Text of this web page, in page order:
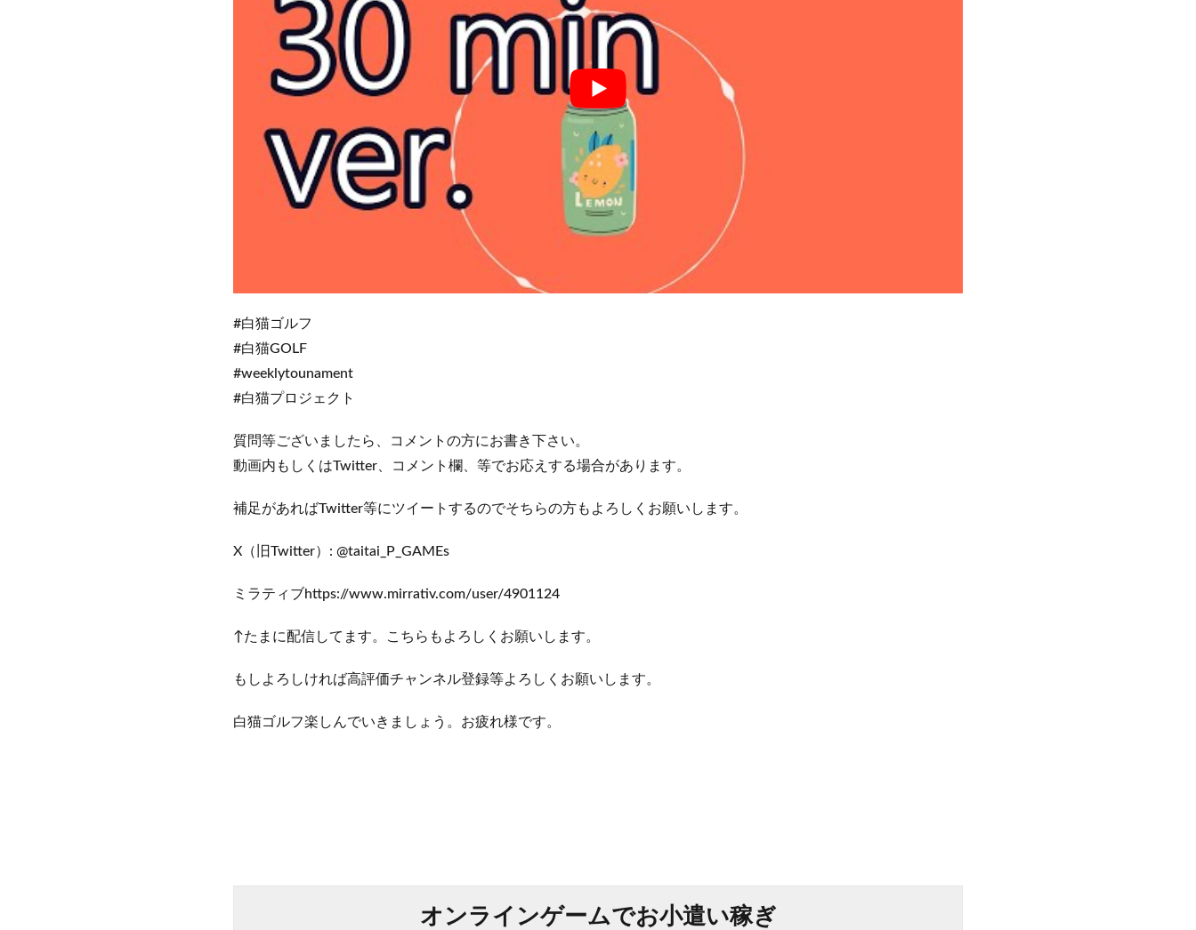
#白猫ゴルフ
#白猫GOLF
#weeklytounament
#白猫プロジェクト
質問等ございましたら、コメントの方にお書き下さい。
動画内もしくはTwitter、コメント欄、等でお応えする場合があります。
補足があればTwitter等にツイートするのでそちらの方もよろしくお願いします。
X（旧Twitter）: @taitai_P_GAMEs
ミラティブhttps://www.mirrativ.com/user/4901124
↑たまに配信してます。こちらもよろしくお願いします。
もしよろしければ高評価チャンネル登録等よろしくお願いします。
白猫ゴルフ楽しんでいきましょう。お疲れ様です。
オンラインゲームでお小遣い稼ぎ